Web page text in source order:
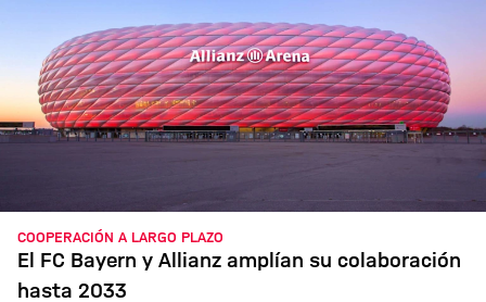
COOPERACIÓN A LARGO PLAZO
El FC Bayern y Allianz amplían su colaboración
hasta 2033